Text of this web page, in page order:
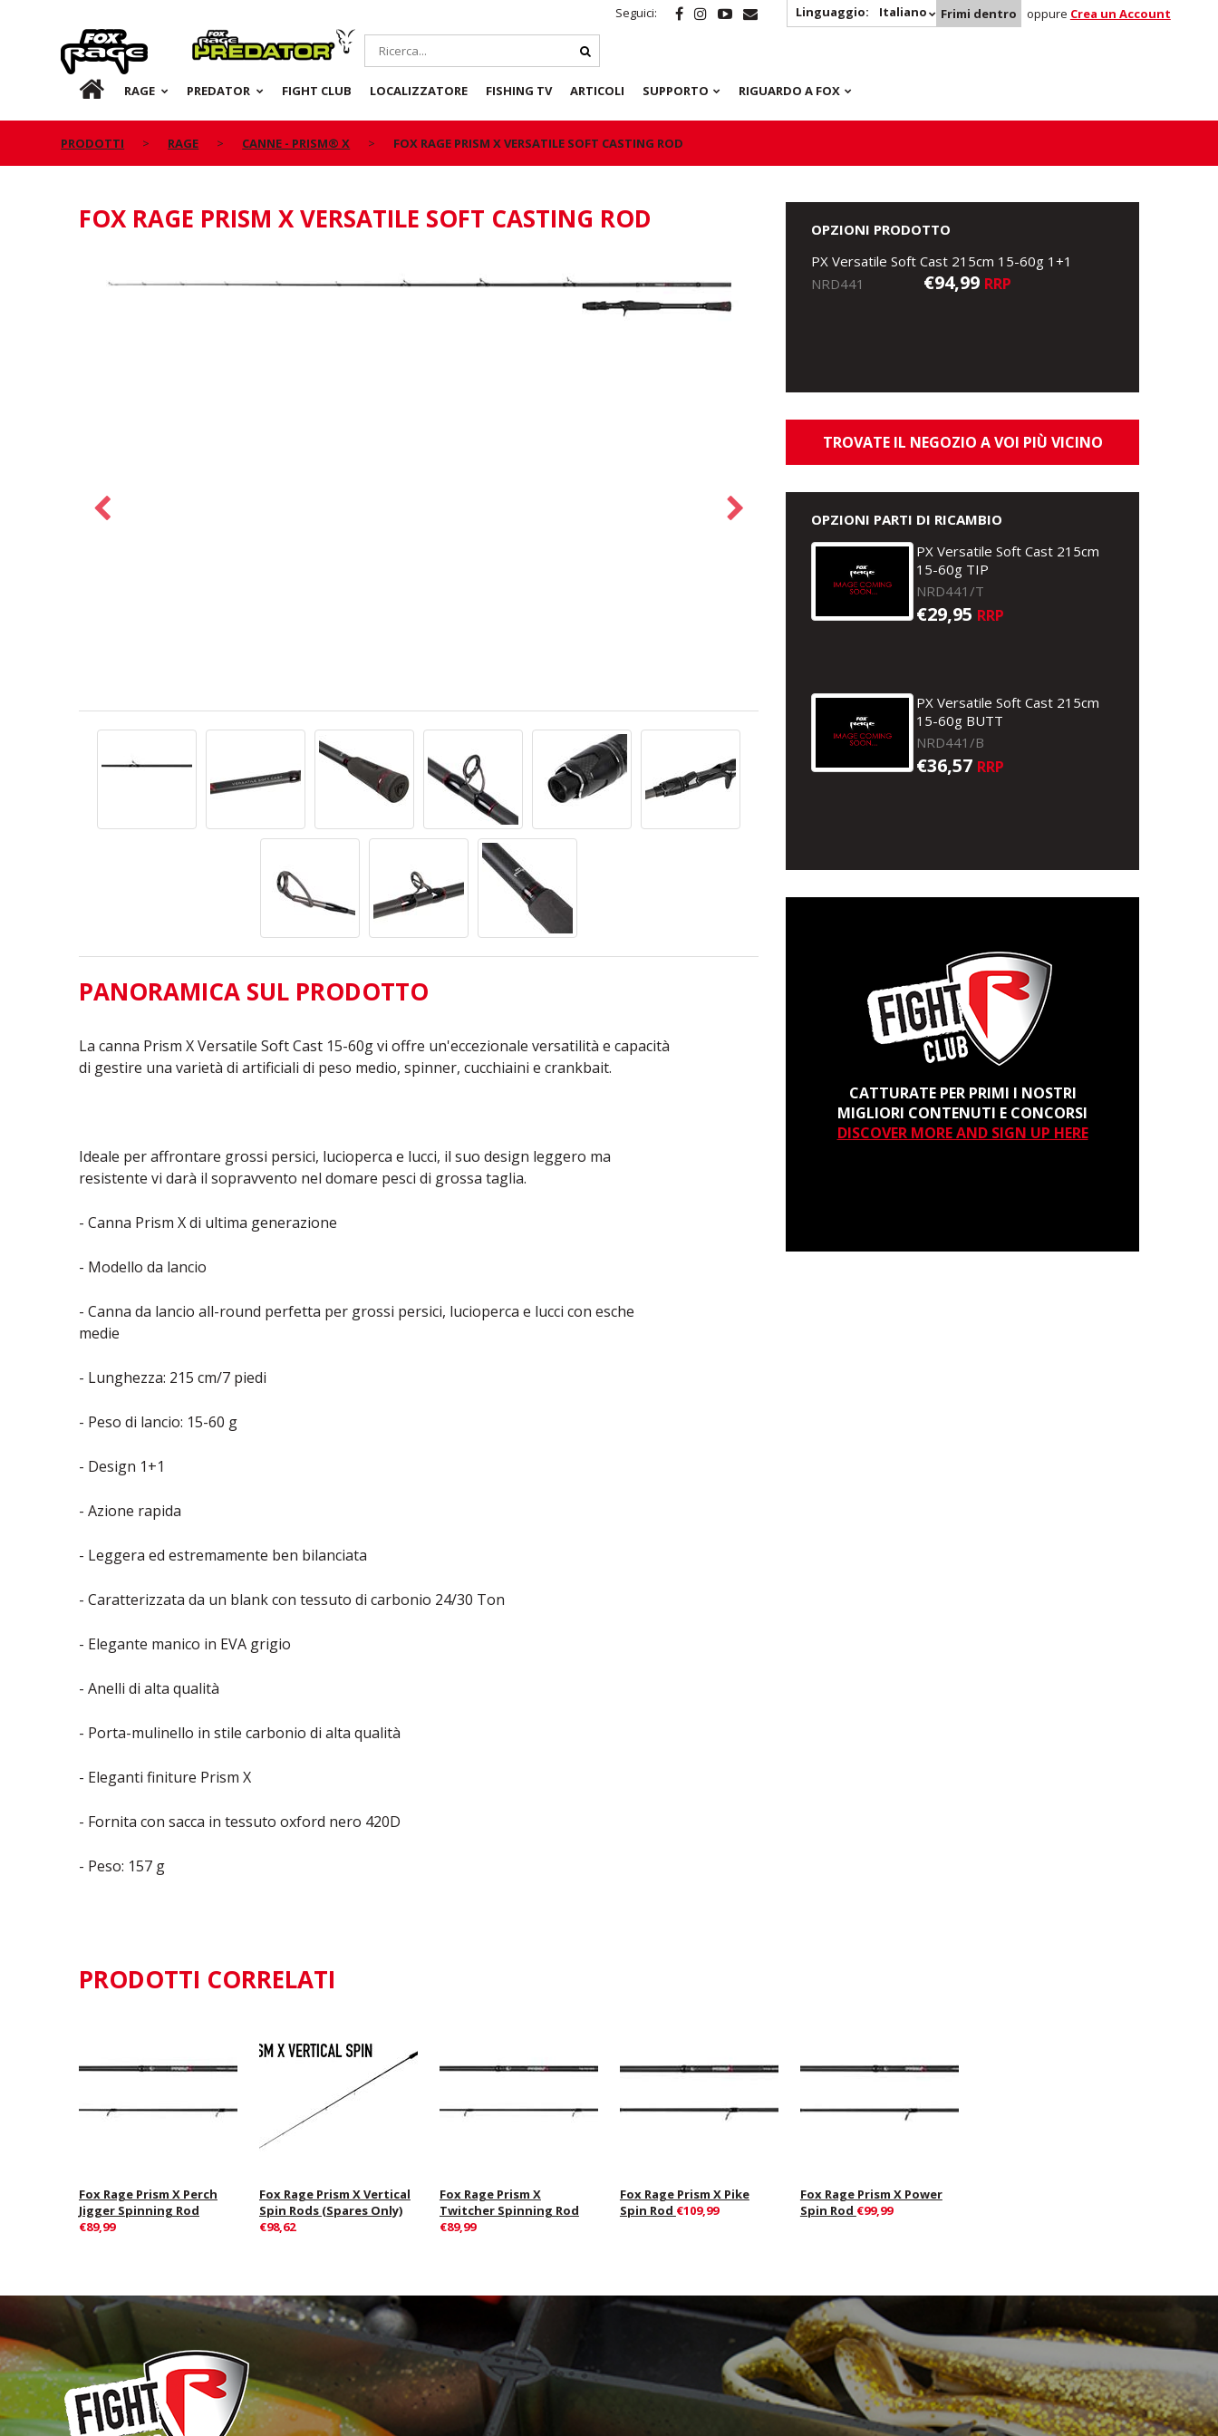
Seguici: Linguaggio: Italiano Frimi dentro oppure Crea un Account
Rage Predator
IT RAGE PREDATOR FIGHT CLUB LOCALIZZATORE FISHING TV ARTICOLI SUPPORTO RIGUARDO A FOX
PRODOTTI RAGE CANNE - PRISM® X FOX RAGE PRISM X VERSATILE SOFT CASTING ROD
FOX RAGE PRISM X VERSATILE SOFT CASTING ROD
PANORAMICA SUL PRODOTTO
La canna Prism X Versatile Soft Cast 15-60g vi offre un'eccezionale versatilità e capacità
di gestire una varietà di artificiali di peso medio, spinner, cucchiaini e crankbait.
Ideale per affrontare grossi persici, lucioperca e lucci, il suo design leggero ma
resistente vi darà il sopravvento nel domare pesci di grossa taglia.
- Canna Prism X di ultima generazione
- Modello da lancio
- Canna da lancio all-round perfetta per grossi persici, lucioperca e lucci con esche
medie
- Lunghezza: 215 cm/7 piedi
- Peso di lancio: 15-60 g
- Design 1+1
- Azione rapida
- Leggera ed estremamente ben bilanciata
- Caratterizzata da un blank con tessuto di carbonio 24/30 Ton
- Elegante manico in EVA grigio
- Anelli di alta qualità
- Porta-mulinello in stile carbonio di alta qualità
- Eleganti finiture Prism X
- Fornita con sacca in tessuto oxford nero 420D
- Peso: 157 g
OPZIONI PRODOTTO
PX Versatile Soft Cast 215cm 15-60g 1+1
NRD441
€94,99 RRP
TROVATE IL NEGOZIO A VOI PIÙ VICINO
OPZIONI PARTI DI RICAMBIO
PX Versatile Soft Cast 215cm
15-60g TIP
NRD441/T
€29,95 RRP
PX Versatile Soft Cast 215cm
15-60g BUTT
NRD441/B
€36,57 RRP
CATTURATE PER PRIMI I NOSTRI
MIGLIORI CONTENUTI E CONCORSI
DISCOVER MORE AND SIGN UP HERE
PRODOTTI CORRELATI
Fox Rage Prism X Perch
Jigger Spinning Rod
€89,99
Fox Rage Prism X Vertical
Spin Rods (Spares Only)
€98,62
Fox Rage Prism X
Twitcher Spinning Rod
€89,99
Fox Rage Prism X Pike
Spin Rod €109,99
Fox Rage Prism X Power
Spin Rod €99,99